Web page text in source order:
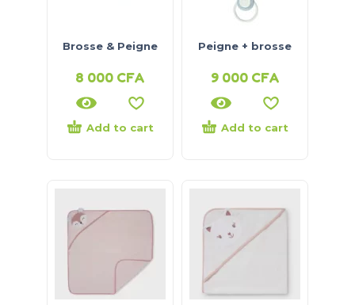
Brosse & Peigne
8 000 CFA
Add to cart
Peigne + brosse
9 000 CFA
Add to cart